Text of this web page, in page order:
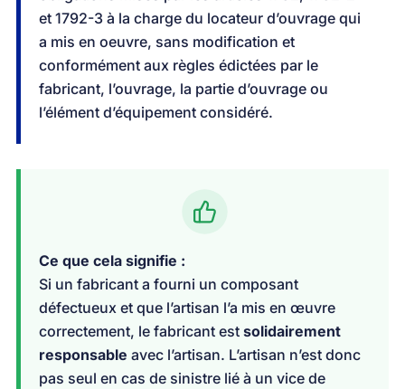
et 1792-3 à la charge du locateur d’ouvrage qui
a mis en oeuvre, sans modification et
conformément aux règles édictées par le
fabricant, l’ouvrage, la partie d’ouvrage ou
l’élément d’équipement considéré.
Ce que cela signifie :
Si un fabricant a fourni un composant
défectueux et que l’artisan l’a mis en œuvre
correctement, le fabricant est solidairement
responsable avec l’artisan. L’artisan n’est donc
pas seul en cas de sinistre lié à un vice de